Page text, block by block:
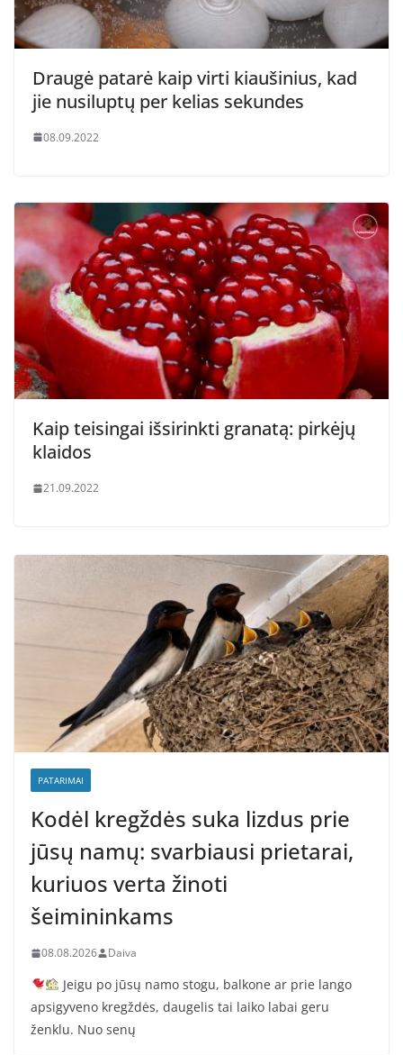
Draugė patarė kaip virti kiaušinius, kad
jie nusiluptų per kelias sekundes
08.09.2022
Kaip teisingai išsirinkti granatą: pirkėjų
klaidos
21.09.2022
PATARIMAI
Kodėl kregždės suka lizdus prie
jūsų namų: svarbiausi prietarai,
kuriuos verta žinoti
šeimininkams
08.08.2026 Daiva
Jeigu po jūsų namo stogu, balkone ar prie lango
apsigyveno kregždės, daugelis tai laiko labai geru
ženklu. Nuo senų